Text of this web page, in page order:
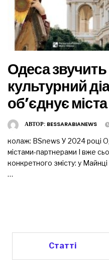
Одеса
культурний
об’єднує міста
АВТОР: BESSARABIANEWS
колаж: ВSnews У 2024 році
містами-партнерами І вже
конкретного змісту: у
…
Статті